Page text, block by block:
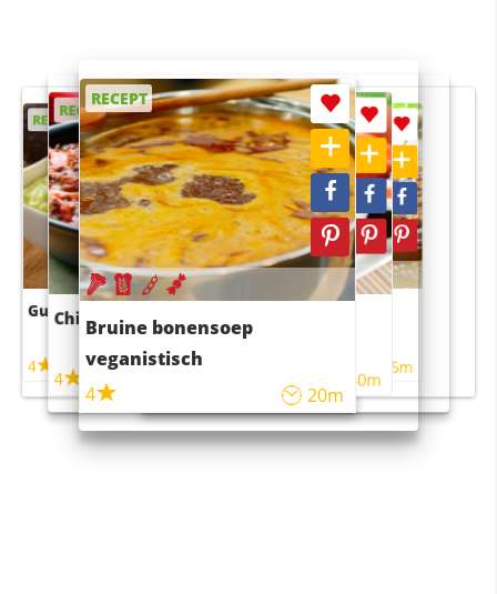
RECEPT
Guacamole
4
RECEPT
Chili con carne
4 45m
RECEPT
Bruine bonensoep
veganistisch
4
20m
RECEPT
Sushi rijstsalade
maaltijdsalade
40m
RECEPT
4 55m